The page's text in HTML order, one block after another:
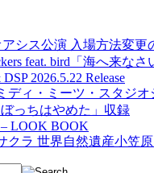
アシス公演 入場方法変更
feat. bird「海へ来なさ
2026.5.22 Release
ディ・ミーツ・スタジ
っちはやめた」収録
LOOK BOOK
クラ 世界自然遺産小笠